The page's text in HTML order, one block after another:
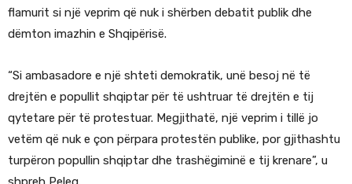
flamurit si një veprim që nuk i shërben debatit publik dhe
dëmton imazhin e Shqipërisë.
“Si ambasadore e një shteti demokratik, unë besoj në të
drejtën e popullit shqiptar për të ushtruar të drejtën e tij
qytetare për të protestuar. Megjithatë, një veprim i tillë jo
vetëm që nuk e çon përpara protestën publike, por gjithashtu
turpëron popullin shqiptar dhe trashëgiminë e tij krenare”, u